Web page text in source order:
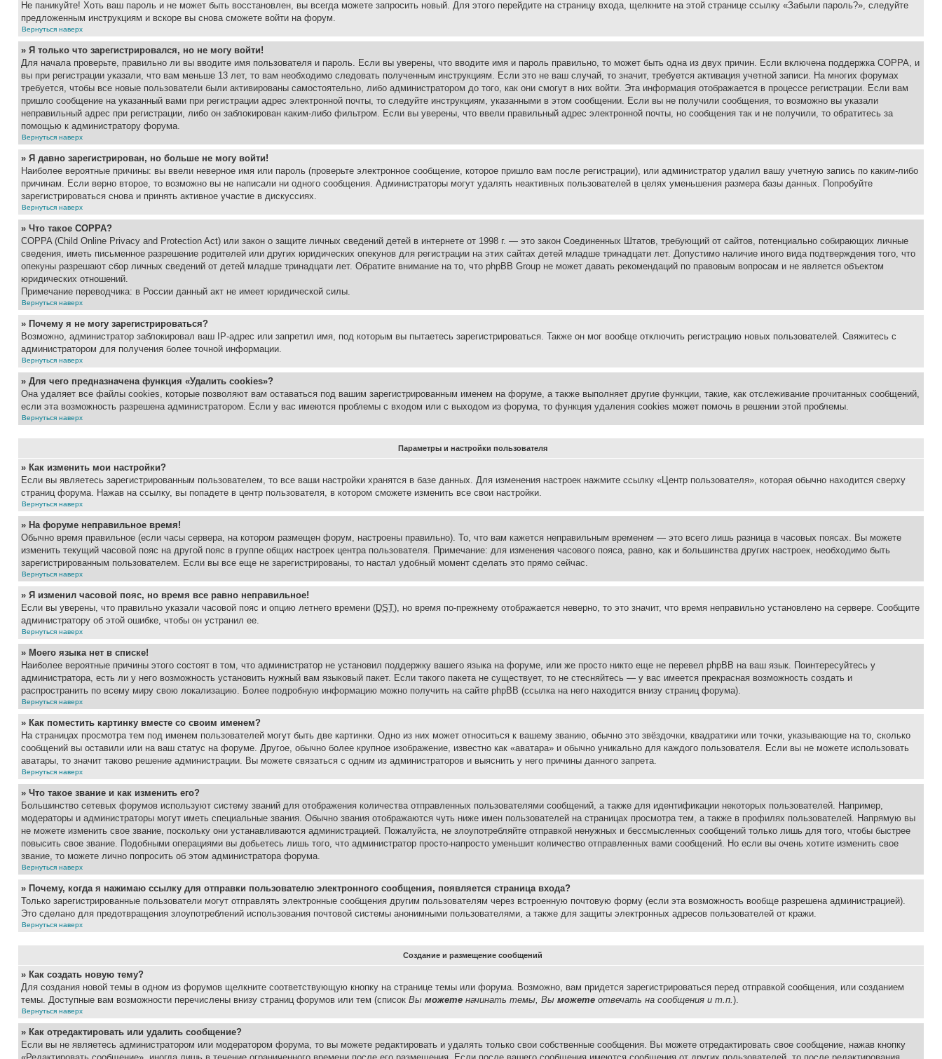
Не паникуйте! Хоть ваш пароль и не может быть восстановлен, вы всегда можете запросить новый. Для этого перейдите на страницу входа, щелкните на этой странице ссылку «Забыли пароль?», следуйте
предложенным инструкциям и вскоре вы снова сможете войти на форум.
Вернуться наверх
» Я только что зарегистрировался, но не могу войти!
Для начала проверьте, правильно ли вы вводите имя пользователя и пароль. Если вы уверены, что вводите имя и пароль правильно, то может быть одна из двух причин. Если включена поддержка COPPA, и
вы при регистрации указали, что вам меньше 13 лет, то вам необходимо следовать полученным инструкциям. Если это не ваш случай, то значит, требуется активация учетной записи. На многих форумах
требуется, чтобы все новые пользователи были активированы самостоятельно, либо администратором до того, как они смогут в них войти. Эта информация отображается в процессе регистрации. Если вам
пришло сообщение на указанный вами при регистрации адрес электронной почты, то следуйте инструкциям, указанными в этом сообщении. Если вы не получили сообщения, то возможно вы указали
неправильный адрес при регистрации, либо он заблокирован каким-либо фильтром. Если вы уверены, что ввели правильный адрес электронной почты, но сообщения так и не получили, то обратитесь за
помощью к администратору форума.
Вернуться наверх
» Я давно зарегистрирован, но больше не могу войти!
Наиболее вероятные причины: вы ввели неверное имя или пароль (проверьте электронное сообщение, которое пришло вам после регистрации), или администратор удалил вашу учетную запись по каким-либо
причинам. Если верно второе, то возможно вы не написали ни одного сообщения. Администраторы могут удалять неактивных пользователей в целях уменьшения размера базы данных. Попробуйте
зарегистрироваться снова и принять активное участие в дискуссиях.
Вернуться наверх
» Что такое COPPA?
COPPA (Child Online Privacy and Protection Act) или закон о защите личных сведений детей в интернете от 1998 г. — это закон Соединенных Штатов, требующий от сайтов, потенциально собирающих личные
сведения, иметь письменное разрешение родителей или других юридических опекунов для регистрации на этих сайтах детей младше тринадцати лет. Допустимо наличие иного вида подтверждения того, что
опекуны разрешают сбор личных сведений от детей младше тринадцати лет. Обратите внимание на то, что phpBB Group не может давать рекомендаций по правовым вопросам и не является объектом
юридических отношений.
Примечание переводчика: в России данный акт не имеет юридической силы.
Вернуться наверх
» Почему я не могу зарегистрироваться?
Возможно, администратор заблокировал ваш IP-адрес или запретил имя, под которым вы пытаетесь зарегистрироваться. Также он мог вообще отключить регистрацию новых пользователей. Свяжитесь с
администратором для получения более точной информации.
Вернуться наверх
» Для чего предназначена функция «Удалить cookies»?
Она удаляет все файлы cookies, которые позволяют вам оставаться под вашим зарегистрированным именем на форуме, а также выполняет другие функции, такие, как отслеживание прочитанных сообщений,
если эта возможность разрешена администратором. Если у вас имеются проблемы с входом или с выходом из форума, то функция удаления cookies может помочь в решении этой проблемы.
Вернуться наверх
Параметры и настройки пользователя
» Как изменить мои настройки?
Если вы являетесь зарегистрированным пользователем, то все ваши настройки хранятся в базе данных. Для изменения настроек нажмите ссылку «Центр пользователя», которая обычно находится сверху
страниц форума. Нажав на ссылку, вы попадете в центр пользователя, в котором сможете изменить все свои настройки.
Вернуться наверх
» На форуме неправильное время!
Обычно время правильное (если часы сервера, на котором размещен форум, настроены правильно). То, что вам кажется неправильным временем — это всего лишь разница в часовых поясах. Вы можете
изменить текущий часовой пояс на другой пояс в группе общих настроек центра пользователя. Примечание: для изменения часового пояса, равно, как и большинства других настроек, необходимо быть
зарегистрированным пользователем. Если вы все еще не зарегистрированы, то настал удобный момент сделать это прямо сейчас.
Вернуться наверх
» Я изменил часовой пояс, но время все равно неправильное!
Если вы уверены, что правильно указали часовой пояс и опцию летнего времени (DST), но время по-прежнему отображается неверно, то это значит, что время неправильно установлено на сервере. Сообщите
администратору об этой ошибке, чтобы он устранил ее.
Вернуться наверх
» Моего языка нет в списке!
Наиболее вероятные причины этого состоят в том, что администратор не установил поддержку вашего языка на форуме, или же просто никто еще не перевел phpBB на ваш язык. Поинтересуйтесь у
администратора, есть ли у него возможность установить нужный вам языковый пакет. Если такого пакета не существует, то не стесняйтесь — у вас имеется прекрасная возможность создать и
распространить по всему миру свою локализацию. Более подробную информацию можно получить на сайте phpBB (ссылка на него находится внизу страниц форума).
Вернуться наверх
» Как поместить картинку вместе со своим именем?
На страницах просмотра тем под именем пользователей могут быть две картинки. Одно из них может относиться к вашему званию, обычно это звёздочки, квадратики или точки, указывающие на то, сколько
сообщений вы оставили или на ваш статус на форуме. Другое, обычно более крупное изображение, известно как «аватара» и обычно уникально для каждого пользователя. Если вы не можете использовать
аватары, то значит таково решение администрации. Вы можете связаться с одним из администраторов и выяснить у него причины данного запрета.
Вернуться наверх
» Что такое звание и как изменить его?
Большинство сетевых форумов используют систему званий для отображения количества отправленных пользователями сообщений, а также для идентификации некоторых пользователей. Например,
модераторы и администраторы могут иметь специальные звания. Обычно звания отображаются чуть ниже имен пользователей на страницах просмотра тем, а также в профилях пользователей. Напрямую вы
не можете изменить свое звание, поскольку они устанавливаются администрацией. Пожалуйста, не злоупотребляйте отправкой ненужных и бессмысленных сообщений только лишь для того, чтобы быстрее
повысить свое звание. Подобными операциями вы добьетесь лишь того, что администратор просто-напросто уменьшит количество отправленных вами сообщений. Но если вы очень хотите изменить свое
звание, то можете лично попросить об этом администратора форума.
Вернуться наверх
» Почему, когда я нажимаю ссылку для отправки пользователю электронного сообщения, появляется страница входа?
Только зарегистрированные пользователи могут отправлять электронные сообщения другим пользователям через встроенную почтовую форму (если эта возможность вообще разрешена администрацией).
Это сделано для предотвращения злоупотреблений использования почтовой системы анонимными пользователями, а также для защиты электронных адресов пользователей от кражи.
Вернуться наверх
Создание и размещение сообщений
» Как создать новую тему?
Для создания новой темы в одном из форумов щелкните соответствующую кнопку на странице темы или форума. Возможно, вам придется зарегистрироваться перед отправкой сообщения, или созданием
темы. Доступные вам возможности перечислены внизу страниц форумов или тем (список Вы можете начинать темы, Вы можете отвечать на сообщения и т.п.).
Вернуться наверх
» Как отредактировать или удалить сообщение?
Если вы не являетесь администратором или модератором форума, то вы можете редактировать и удалять только свои собственные сообщения. Вы можете отредактировать свое сообщение, нажав кнопку